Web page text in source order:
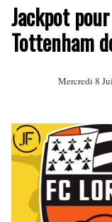
Jackpot
Tottenham
Mercredi 8